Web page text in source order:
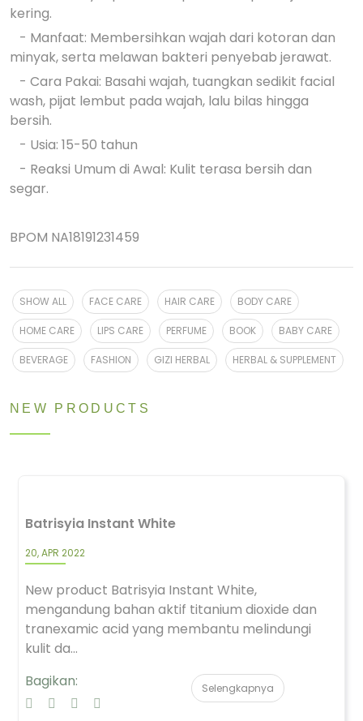
kering.
- Manfaat: Membersihkan wajah dari kotoran dan
minyak, serta melawan bakteri penyebab jerawat.
- Cara Pakai: Basahi wajah, tuangkan sedikit facial
wash, pijat lembut pada wajah, lalu bilas hingga
bersih.
- Usia: 15-50 tahun
- Reaksi Umum di Awal: Kulit terasa bersih dan
segar.
BPOM NA18191231459
SHOW ALL FACE CARE HAIR CARE BODY CARE
HOME CARE LIPS CARE PERFUME BOOK BABY CARE
BEVERAGE FASHION GIZI HERBAL HERBAL & SUPPLEMENT
NEW PRODUCTS
Batrisyia Instant White
20, APR 2022
New product Batrisyia Instant White,
mengandung bahan aktif titanium dioxide dan
tranexamic acid yang membantu melindungi
kulit da...
Bagikan:
Selengkapnya